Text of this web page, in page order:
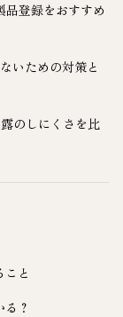
登録をおすすめ
いための対策と
のしにくさを比
と
？